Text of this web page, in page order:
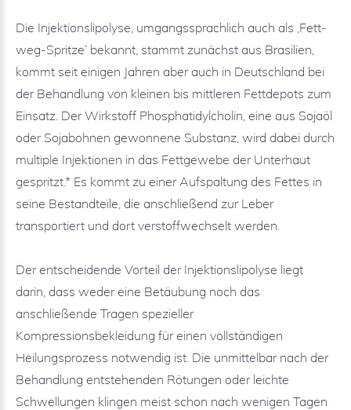
Die Injektionslipolyse, umgangssprachlich auch als ‚Fett-
weg-Spritze’ bekannt, stammt zunächst aus Brasilien,
kommt seit einigen Jahren aber auch in Deutschland bei
der Behandlung von kleinen bis mittleren Fettdepots zum
Einsatz. Der Wirkstoff Phosphatidylcholin, eine aus Sojaöl
oder Sojabohnen gewonnene Substanz, wird dabei durch
multiple Injektionen in das Fettgewebe der Unterhaut
gespritzt.* Es kommt zu einer Aufspaltung des Fettes in
seine Bestandteile, die anschließend zur Leber
transportiert und dort verstoffwechselt werden.
Der entscheidende Vorteil der Injektionslipolyse liegt
darin, dass weder eine Betäubung noch das
anschließende Tragen spezieller
Kompressionsbekleidung für einen vollständigen
Heilungsprozess notwendig ist. Die unmittelbar nach der
Behandlung entstehenden Rötungen oder leichte
Schwellungen klingen meist schon nach wenigen Tagen